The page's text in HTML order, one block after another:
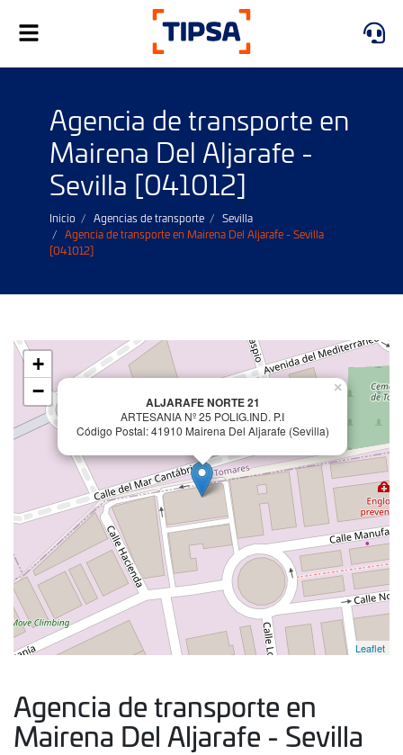
Alternar
navegación
Agencia de transporte en
Mairena Del Aljarafe -
Sevilla [041012]
Inicio Agencias de transporte
Sevilla
Agencia de transporte en Mairena Del Aljarafe - Sevilla
[041012]
ALJARAFE NORTE 21
ARTESANIA Nº 25 POLIG.IND. P.I
Código Postal: 41910 Mairena Del Aljarafe (Sevilla)
×
+
−
Leaflet
Agencia de transporte en
Mairena Del Aljarafe - Sevilla